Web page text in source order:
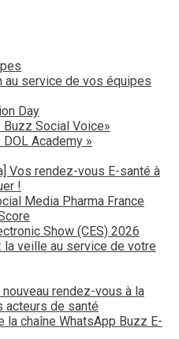
au service de vos équipes
Day
Buzz Social Voice»
Academy »
Vos rendez-vous E-santé à
!
Media Pharma France
Show (CES) 2026
la veille au service de votre
nouveau rendez-vous à la
acteurs de santé
la chaîne WhatsApp Buzz E-